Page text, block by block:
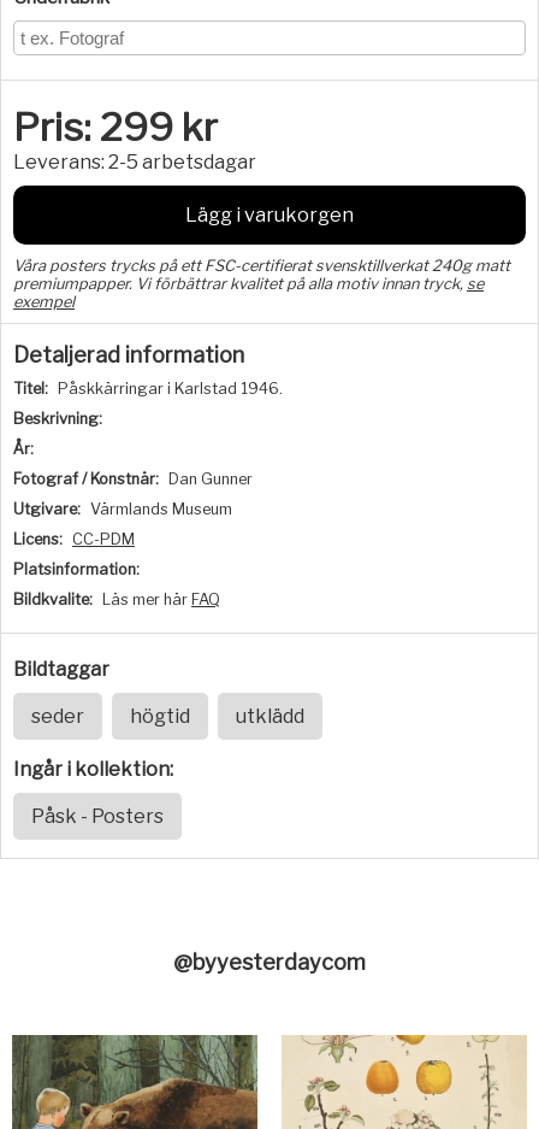
Pris: 299 kr
Leverans: 2-5 arbetsdagar
Lägg i varukorgen
Våra posters trycks på ett FSC-certifierat svensktillverkat 240g matt
premiumpapper. Vi förbättrar kvalitet på alla motiv innan tryck, se
exempel
Detaljerad information
Titel:
Påskkärringar i Karlstad 1946.
Beskrivning:
År:
Fotograf / Konstnär:
Dan Gunner
Utgivare: Värmlands Museum
Licens: CC-PDM
Platsinformation:
Bildkvalite:
Läs mer här FAQ
Bildtaggar
seder högtid utklädd
Ingår i kollektion:
Påsk - Posters
@byyesterdaycom